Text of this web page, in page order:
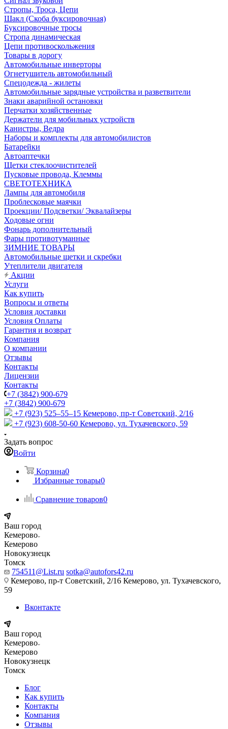
Стропы, Троса, Цепи
Шакл (Скоба буксировочная)
Буксировочные тросы
Стропа динамическая
Цепи противоскольжения
Товары в дорогу
Автомобильные инверторы
Огнетушитель автомобильный
Спецодежда - жилеты
Автомобильные зарядные устройства и разветвители
Знаки аварийной остановки
Перчатки хозяйственные
Держатели для мобильных устройств
Канистры, Ведра
Наборы и комплекты для автомобилистов
Батарейки
Автоаптечки
Щетки стеклоочистителей
Пусковые провода, Клеммы
СВЕТОТЕХНИКА
Лампы для автомобиля
Проблесковые маячки
Проекции/ Подсветки/ Эквалайзеры
Ходовые огни
Фонарь дополнительный
Фары противотуманные
ЗИМНИЕ ТОВАРЫ
Автомобильные щетки и скребки
Утеплители двигателя
Акции
Услуги
Как купить
Вопросы и ответы
Условия доставки
Условия Оплаты
Гарантия и возврат
Компания
О компании
Отзывы
Контакты
Лицензии
Контакты
+7 (3842) 900-679
+7 (3842) 900-679
+7 (923) 525–55–15 Кемерово, пр-т Советский, 2/16
+7 (923) 608-50-60 Кемерово, ул. Тухачевского, 59
Задать вопрос
Войти
Корзина0
Избранные товары0
Сравнение товаров0
Ваш город
Кемерово
Кемерово
Новокузнецк
Томск
754511@List.ru sotka@autofors42.ru
Кемерово, пр-т Советский, 2/16 Кемерово, ул. Тухачевского,
59
Вконтакте
Ваш город
Кемерово
Кемерово
Новокузнецк
Томск
Блог
Как купить
Контакты
Компания
Отзывы